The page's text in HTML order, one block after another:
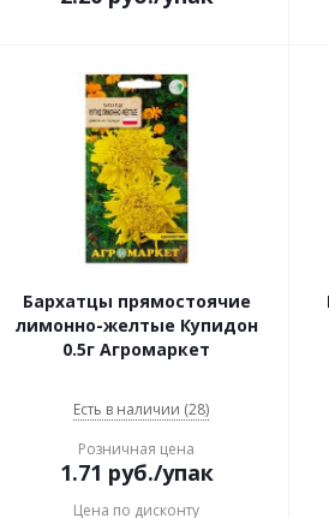
Бархатцы прямостоячие
лимонно-желтые Купидон
0.5г Агромаркет
Есть в наличии (28)
Розничная цена
1.71 руб./упак
Цена по дисконту